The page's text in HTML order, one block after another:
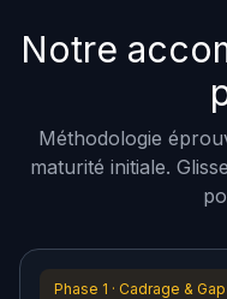
Notre
Méthodologie
maturité initiale.
Phase 1 · Cadrage &